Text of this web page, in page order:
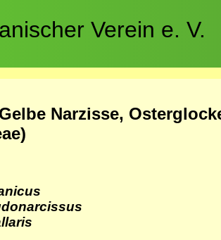
Verein e. V.
Narzisse,